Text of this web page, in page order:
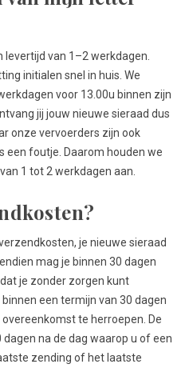
levertijd van 1–2 werkdagen.
initialen snel in huis. We
voor 13.00u binnen zijn
jij jouw nieuwe sieraad dus
onze vervoerders zijn ook
een foutje. Daarom houden we
1 tot 2 werkdagen aan.
je nieuwe sieraad
mag je binnen 30 dagen
je zonder zorgen kunt
een termijn van 30 dagen
te herroepen. De
na de dag waarop u of een
zending of het laatste